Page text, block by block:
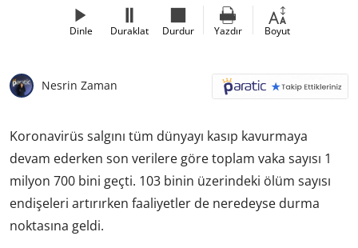
Dinle Duraklat Durdur Yazdır Boyut
Nesrin Zaman
Koronavirüs salgını tüm dünyayı kasıp kavurmaya
devam ederken son verilere göre toplam vaka sayısı 1
milyon 700 bini geçti. 103 binin üzerindeki ölüm sayısı
endişeleri artırırken faaliyetler de neredeyse durma
noktasına geldi.